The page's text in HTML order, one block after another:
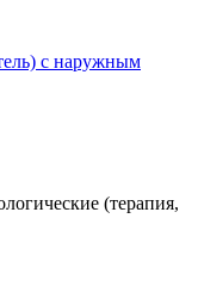
с наружным
(терапия,